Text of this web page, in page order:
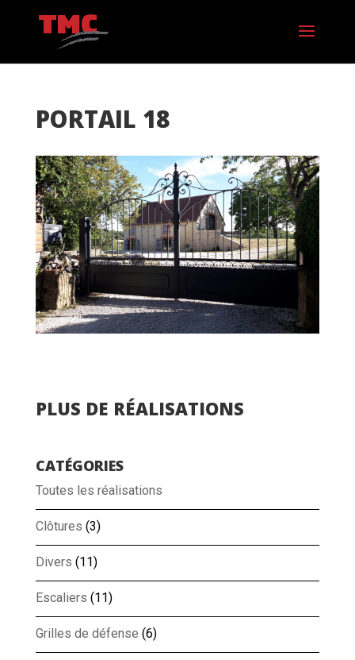
PORTAIL 18
PLUS DE RÉALISATIONS
CATÉGORIES
Toutes les réalisations
Clôtures (3)
Divers (11)
Escaliers (11)
Grilles de défense (6)